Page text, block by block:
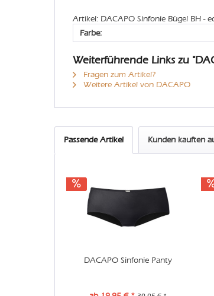
Artikel: DACAPO Sinfonie Bügel BH -
Farbe:
Weiterführende Links zu
Fragen zum Artikel?
Weitere Artikel von DACAPO
Passende Artikel Kunden kauften
DACAPO Sinfonie Panty